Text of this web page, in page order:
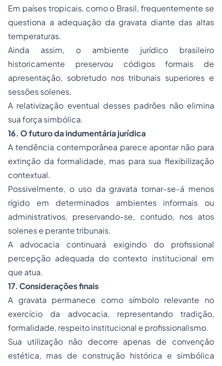
Em países tropicais, como o Brasil, frequentemente se
questiona a adequação da gravata diante das altas
temperaturas.
Ainda assim, o ambiente jurídico brasileiro
historicamente preservou códigos formais de
apresentação, sobretudo nos tribunais superiores e
sessões solenes.
A relativização eventual desses padrões não elimina
sua força simbólica.
16. O futuro da indumentária jurídica
A tendência contemporânea parece apontar não para
extinção da formalidade, mas para sua flexibilização
contextual.
Possivelmente, o uso da gravata tornar-se-á menos
rígido em determinados ambientes informais ou
administrativos, preservando-se, contudo, nos atos
solenes e perante tribunais.
A advocacia continuará exigindo do profissional
percepção adequada do contexto institucional em
que atua.
17. Considerações finais
A gravata permanece como símbolo relevante no
exercício da advocacia, representando tradição,
formalidade, respeito institucional e profissionalismo.
Sua utilização não decorre apenas de convenção
estética, mas de construção histórica e simbólica